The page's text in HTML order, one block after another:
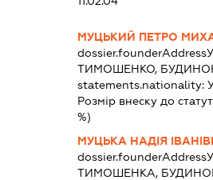
МУЦЬКИЙ ПЕТРО
dossier.founderAddress
ТИМОШЕНКО, БУДИНОК
statements.nationality:
Розмір внеску до
%)
МУЦЬКА НАДІЯ
dossier.founderAddress
ТИМОШЕНКА, БУДИНОК